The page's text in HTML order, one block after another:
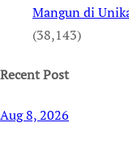
Mangun di
(38,143)
Recent Post
Aug 8, 2026